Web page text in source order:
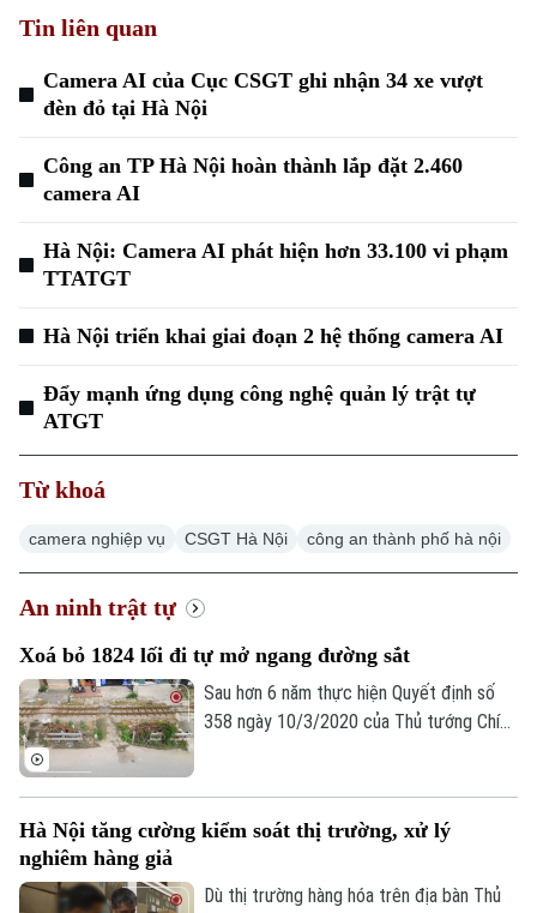
Tin liên quan
Camera AI của Cục CSGT ghi nhận 34 xe vượt
đèn đỏ tại Hà Nội
Công an TP Hà Nội hoàn thành lắp đặt 2.460
camera AI
Hà Nội: Camera AI phát hiện hơn 33.100 vi phạm
TTATGT
Hà Nội triển khai giai đoạn 2 hệ thống camera AI
Đẩy mạnh ứng dụng công nghệ quản lý trật tự
ATGT
Từ khoá
camera nghiệp vụ CSGT Hà Nội công an thành phố hà nội
An ninh trật tự
Xoá bỏ 1824 lối đi tự mở ngang đường sắt
Sau hơn 6 năm thực hiện Quyết định số
358 ngày 10/3/2020 của Thủ tướng Chính
Hà Nội tăng cường kiểm soát thị trường, xử lý
nghiêm hàng giả
Dù thị trường hàng hóa trên địa bàn Thủ